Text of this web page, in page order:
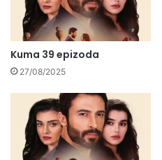
Kuma 39 epizoda
27/08/2025